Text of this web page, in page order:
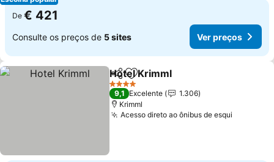
De € 421
Consulte os preços de 5 sites Ver preços
PartilharAdicionar aos favoritos
Hotel Krimml
4 Estrelas
9,1 Excelente
1.306
Krimml
Acesso direto ao ônibus de esqui